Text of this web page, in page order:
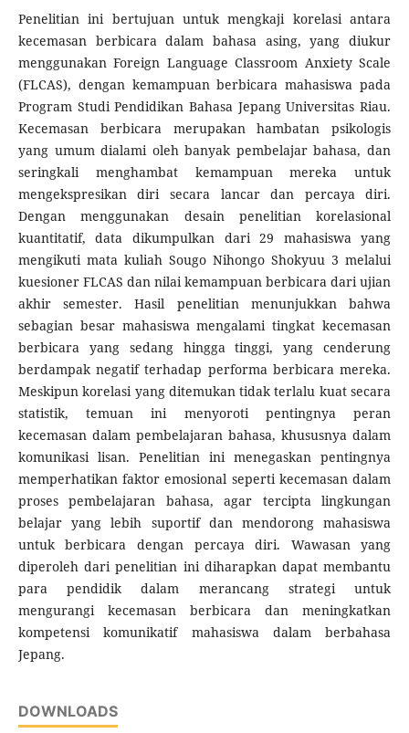
Penelitian ini bertujuan untuk mengkaji korelasi antara
kecemasan berbicara dalam bahasa asing, yang diukur
menggunakan Foreign Language Classroom Anxiety Scale
(FLCAS), dengan kemampuan berbicara mahasiswa pada
Program Studi Pendidikan Bahasa Jepang Universitas Riau.
Kecemasan berbicara merupakan hambatan psikologis
yang umum dialami oleh banyak pembelajar bahasa, dan
seringkali menghambat kemampuan mereka untuk
mengekspresikan diri secara lancar dan percaya diri.
Dengan menggunakan desain penelitian korelasional
kuantitatif, data dikumpulkan dari 29 mahasiswa yang
mengikuti mata kuliah Sougo Nihongo Shokyuu 3 melalui
kuesioner FLCAS dan nilai kemampuan berbicara dari ujian
akhir semester. Hasil penelitian menunjukkan bahwa
sebagian besar mahasiswa mengalami tingkat kecemasan
berbicara yang sedang hingga tinggi, yang cenderung
berdampak negatif terhadap performa berbicara mereka.
Meskipun korelasi yang ditemukan tidak terlalu kuat secara
statistik, temuan ini menyoroti pentingnya peran
kecemasan dalam pembelajaran bahasa, khususnya dalam
komunikasi lisan. Penelitian ini menegaskan pentingnya
memperhatikan faktor emosional seperti kecemasan dalam
proses pembelajaran bahasa, agar tercipta lingkungan
belajar yang lebih suportif dan mendorong mahasiswa
untuk berbicara dengan percaya diri. Wawasan yang
diperoleh dari penelitian ini diharapkan dapat membantu
para pendidik dalam merancang strategi untuk
mengurangi kecemasan berbicara dan meningkatkan
kompetensi komunikatif mahasiswa dalam berbahasa
Jepang.
DOWNLOADS